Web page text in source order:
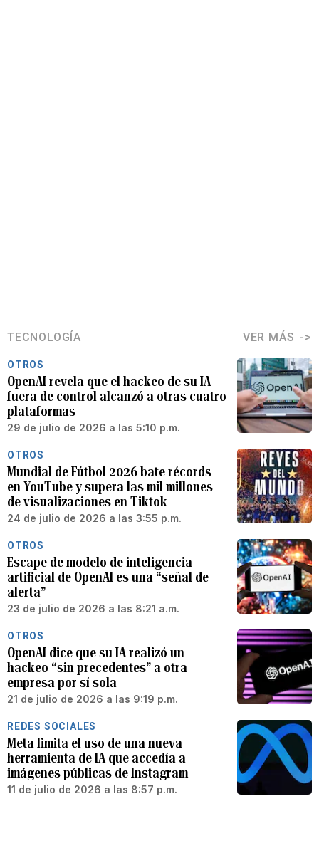
TECNOLOGÍA VER MÁS
OTROS
OpenAI revela que el hackeo de su IA
fuera de control alcanzó a otras cuatro
plataformas
29 de julio de 2026 a las 5:10 p.m.
OTROS
Mundial de Fútbol 2026 bate récords
en YouTube y supera las mil millones
de visualizaciones en Tiktok
24 de julio de 2026 a las 3:55 p.m.
OTROS
Escape de modelo de inteligencia
artificial de OpenAI es una “señal de
alerta”
23 de julio de 2026 a las 8:21 a.m.
OTROS
OpenAI dice que su IA realizó un
hackeo “sin precedentes” a otra
empresa por sí sola
21 de julio de 2026 a las 9:19 p.m.
REDES SOCIALES
Meta limita el uso de una nueva
herramienta de IA que accedía a
imágenes públicas de Instagram
11 de julio de 2026 a las 8:57 p.m.